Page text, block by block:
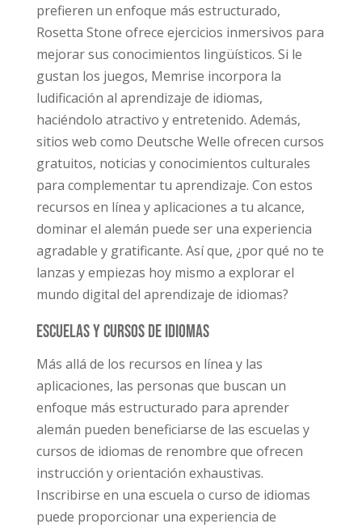
prefieren un enfoque más estructurado,
Rosetta Stone ofrece ejercicios inmersivos para
mejorar sus conocimientos lingüísticos. Si le
gustan los juegos, Memrise incorpora la
ludificación al aprendizaje de idiomas,
haciéndolo atractivo y entretenido. Además,
sitios web como Deutsche Welle ofrecen cursos
gratuitos, noticias y conocimientos culturales
para complementar tu aprendizaje. Con estos
recursos en línea y aplicaciones a tu alcance,
dominar el alemán puede ser una experiencia
agradable y gratificante. Así que, ¿por qué no te
lanzas y empiezas hoy mismo a explorar el
mundo digital del aprendizaje de idiomas?
Escuelas y cursos de idiomas
Más allá de los recursos en línea y las
aplicaciones, las personas que buscan un
enfoque más estructurado para aprender
alemán pueden beneficiarse de las escuelas y
cursos de idiomas de renombre que ofrecen
instrucción y orientación exhaustivas.
Inscribirse en una escuela o curso de idiomas
puede proporcionar una experiencia de